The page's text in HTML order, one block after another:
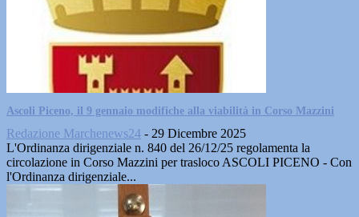
Ascoli Piceno, il 9 gennaio modifiche alla viabilità in Corso Mazzini
Redazione Marchenews24 - 29 Dicembre 2025
L'Ordinanza dirigenziale n. 840 del 26/12/25 regolamenta la
circolazione in Corso Mazzini per trasloco ASCOLI PICENO - Con
l'Ordinanza dirigenziale...